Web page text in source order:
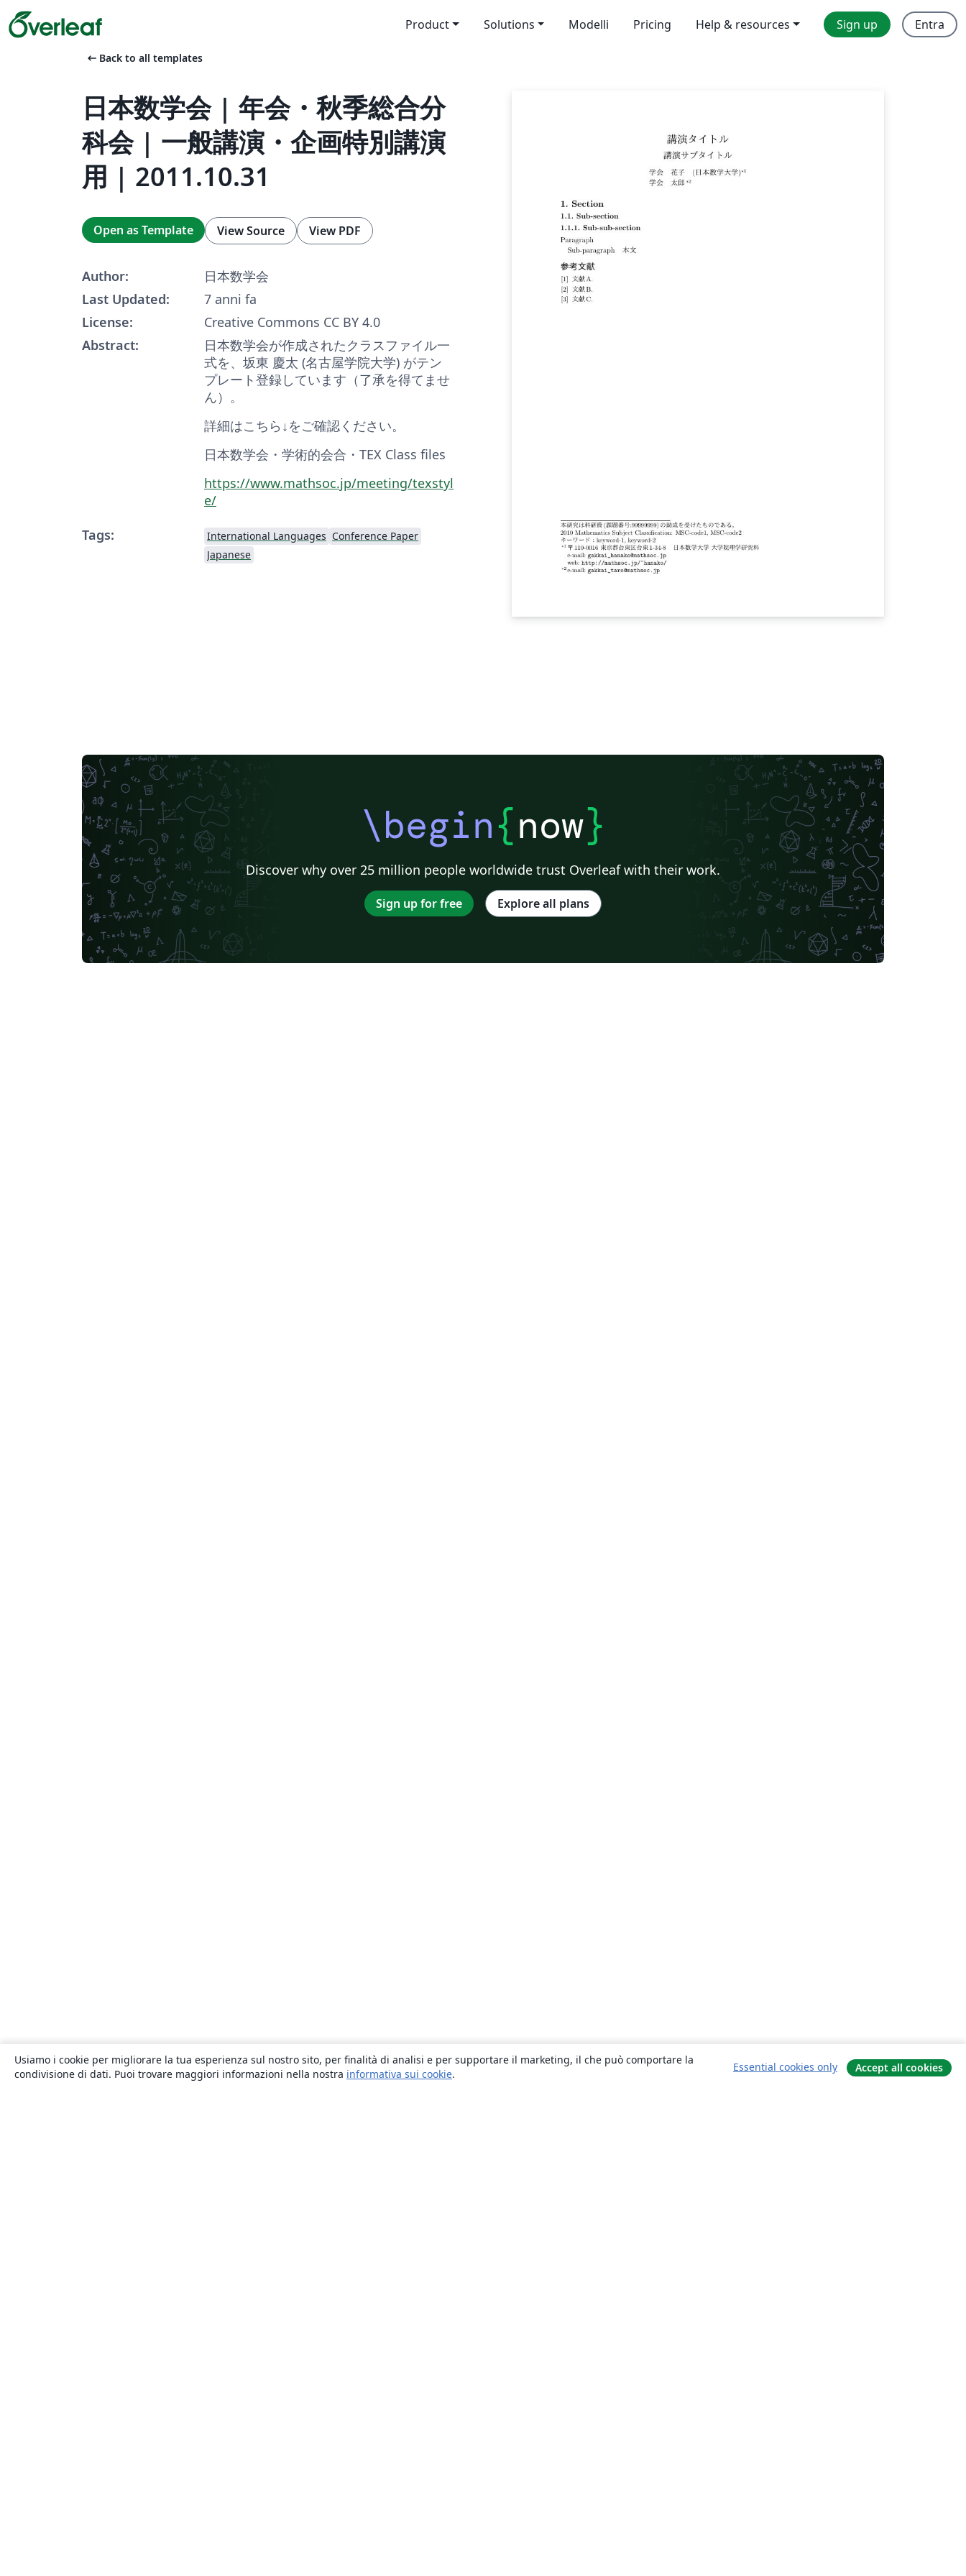
Product Solutions Modelli Pricing Help & resources Sign up Entra
arrow_left_alt Back to all templates
日本数学会 | 年会・秋季総合分
科会 | 一般講演・企画特別講演
用 | 2011.10.31
Open as Template View Source View PDF
Author:
日本数学会
Last Updated:
7 anni fa
License:
Creative Commons CC BY 4.0
Abstract:
日本数学会が作成されたクラスファイル一
式を、坂東 慶太 (名古屋学院大学) がテン
プレート登録しています（了承を得てませ
ん）。
詳細はこちら↓をご確認ください。
日本数学会・学術的会合・TEX Class files
https://www.mathsoc.jp/meeting/texstyl
e/
Tags:
International Languages Conference Paper
Japanese
\begin{now}
Discover why over 25 million people worldwide trust Overleaf with their work.
Sign up for free Explore all plans
Usiamo i cookie per migliorare la tua esperienza sul nostro sito, per finalità di analisi e per supportare il marketing, il che può comportare la
condivisione di dati. Puoi trovare maggiori informazioni nella nostra informativa sui cookie.
Essential cookies only Accept all cookies